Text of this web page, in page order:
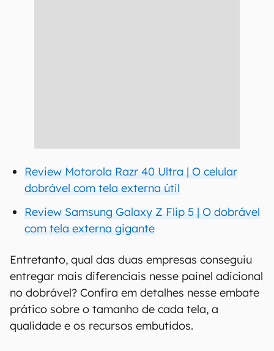
Review Motorola Razr 40 Ultra | O celular
dobrável com tela externa útil
Review Samsung Galaxy Z Flip 5 | O dobrável
com tela externa gigante
Entretanto, qual das duas empresas conseguiu
entregar mais diferenciais nesse painel adicional
no dobrável? Confira em detalhes nesse embate
prático sobre o tamanho de cada tela, a
qualidade e os recursos embutidos.